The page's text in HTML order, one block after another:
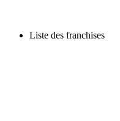
Liste des franchises